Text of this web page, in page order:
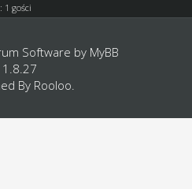
1 gości
Software by MyBB
1.8.27
By Rooloo